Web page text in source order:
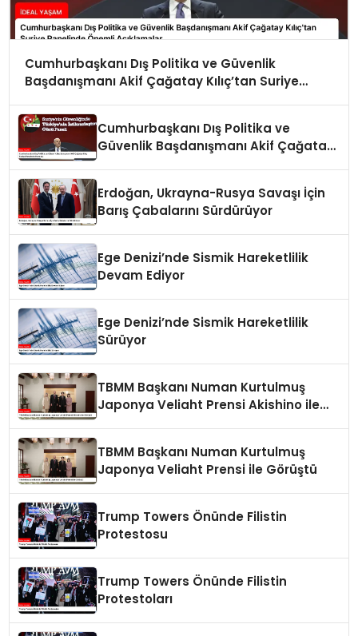
Cumhurbaşkanı Dış Politika ve Güvenlik
Başdanışmanı Akif Çağatay Kılıç’tan Suriye
Cumhurbaşkanı Dış Politika ve
Güvenlik Başdanışmanı Akif Çağatay
Erdoğan, Ukrayna-Rusya Savaşı İçin
Barış Çabalarını Sürdürüyor
Ege Denizi’nde Sismik Hareketlilik
Devam Ediyor
Ege Denizi’nde Sismik Hareketlilik
Sürüyor
TBMM Başkanı Numan Kurtulmuş
Japonya Veliaht Prensi Akishino ile
TBMM Başkanı Numan Kurtulmuş
Japonya Veliaht Prensi ile Görüştü
Trump Towers Önünde Filistin
Protestosu
Trump Towers Önünde Filistin
Protestoları